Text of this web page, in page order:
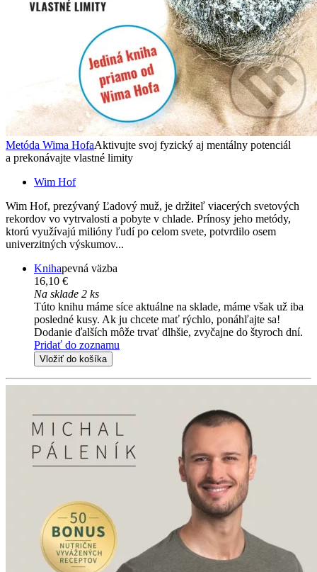
Metóda Wima HofaAktivujte svoj fyzický aj mentálny potenciál
a prekonávajte vlastné limity
Wim Hof
Wim Hof, prezývaný Ľadový muž, je držiteľ viacerých svetových
rekordov vo vytrvalosti a pobyte v chlade. Prínosy jeho metódy,
ktorú využívajú milióny ľudí po celom svete, potvrdilo osem
univerzitných výskumov...
Knihapevná väzba
16,10 €
Na sklade 2 ks
Túto knihu máme síce aktuálne na sklade, máme však už iba
posledné kusy. Ak ju chcete mať rýchlo, ponáhľajte sa!
Dodanie ďalších môže trvať dlhšie, zvyčajne do štyroch dní.
Pridať do zoznamu
Vložiť do košíka